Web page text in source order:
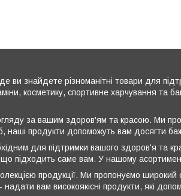
ви знайдете різноманітні товари для
косметику, спортивне харчування та
за вашим здоров'ям та красою. Ми
наші продукти допоможуть вам досягти
для підтримки вашого здоров'я та
підходить саме вам. У нашому
продукції. Ми пропонуємо широкий
вам високоякісні продукти, які